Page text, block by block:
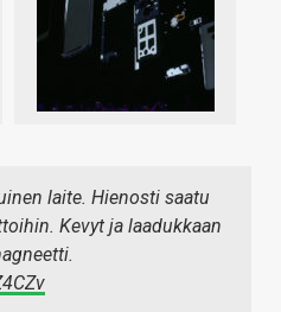
laite. Hienosti saatu
Kevyt ja laadukkaan